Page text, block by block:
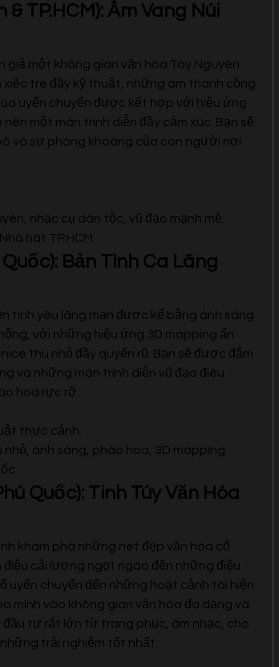
& TP.HCM): Âm Vang Núi
giả một không gian văn hóa Tây Nguyên
xiếc tre đầy kỹ thuật, những âm thanh cồng
uyển chuyển được kết hợp với hiệu ứng
một màn trình diễn đầy cảm xúc. Bạn sẽ
và sự phóng khoáng của con người nơi
nhạc cụ dân tộc, vũ đạo mạnh mẽ.
hát TP.HCM.
Bản Tình Ca Lãng
tình yêu lãng mạn được kể bằng ánh sáng
với những hiệu ứng 3D mapping ấn
thu nhỏ đầy quyến rũ. Bạn sẽ được đắm
và những màn trình diễn vũ đạo điêu
hoa rực rỡ.
thực cảnh.
nhỏ, ánh sáng, pháo hoa, 3D mapping.
Quốc): Tinh Túy Văn Hóa
khám phá những nét đẹp văn hóa cổ
cải lương ngọt ngào đến những điệu
uyển chuyển đến những hoạt cảnh tái hiện
mình vào không gian văn hóa đa dạng và
tư rất lớn từ trang phục, âm nhạc, cho
trải nghiệm tốt nhất.